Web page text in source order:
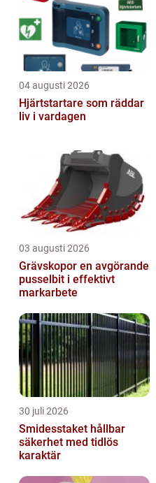
04 augusti 2026
Hjärtstartare som räddar
liv i vardagen
03 augusti 2026
Grävskopor en avgörande
pusselbit i effektivt
markarbete
30 juli 2026
Smidesstaket hållbar
säkerhet med tidlös
karaktär